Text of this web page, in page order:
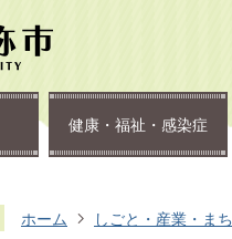
健康・福祉・感染症
ホーム しごと・産業・ま